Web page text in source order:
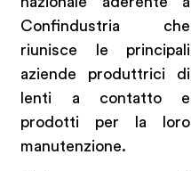
Confindustria che
riunisce le principali
aziende produttrici di
lenti a contatto e
prodotti per la loro
manutenzione.